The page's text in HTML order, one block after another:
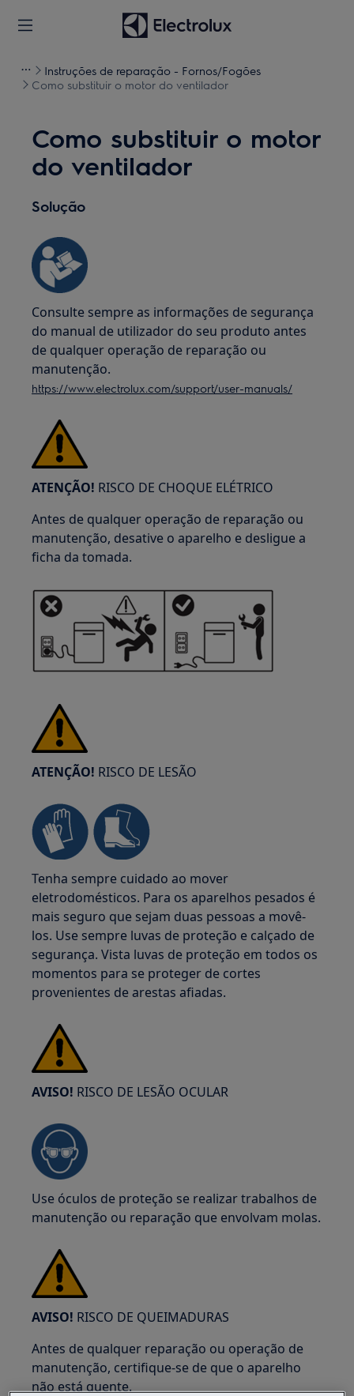
Instruções de reparação - Fornos/Fogões
Como substituir o motor do ventilador
Como substituir o motor
do ventilador
Solução
Consulte sempre as informações de segurança
do manual de utilizador do seu produto antes
de qualquer operação de reparação ou
manutenção.
https://www.electrolux.com/support/user-manuals/
ATENÇÃO! RISCO DE CHOQUE ELÉTRICO
Antes de qualquer operação de reparação ou
manutenção, desative o aparelho e desligue a
ficha da tomada.
ATENÇÃO! RISCO DE LESÃO
Tenha sempre cuidado ao mover
eletrodomésticos. Para os aparelhos pesados é
mais seguro que sejam duas pessoas a movê-
los. Use sempre luvas de proteção e calçado de
segurança. Vista luvas de proteção em todos os
momentos para se proteger de cortes
provenientes de arestas afiadas.
AVISO! RISCO DE LESÃO OCULAR
Use óculos de proteção se realizar trabalhos de
manutenção ou reparação que envolvam molas.
AVISO! RISCO DE QUEIMADURAS
Antes de qualquer reparação ou operação de
manutenção, certifique-se de que o aparelho
não está quente.